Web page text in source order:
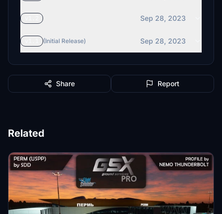
Sep 28, 2023
(Initial Release) Sep 28, 2023
Share Report
Related